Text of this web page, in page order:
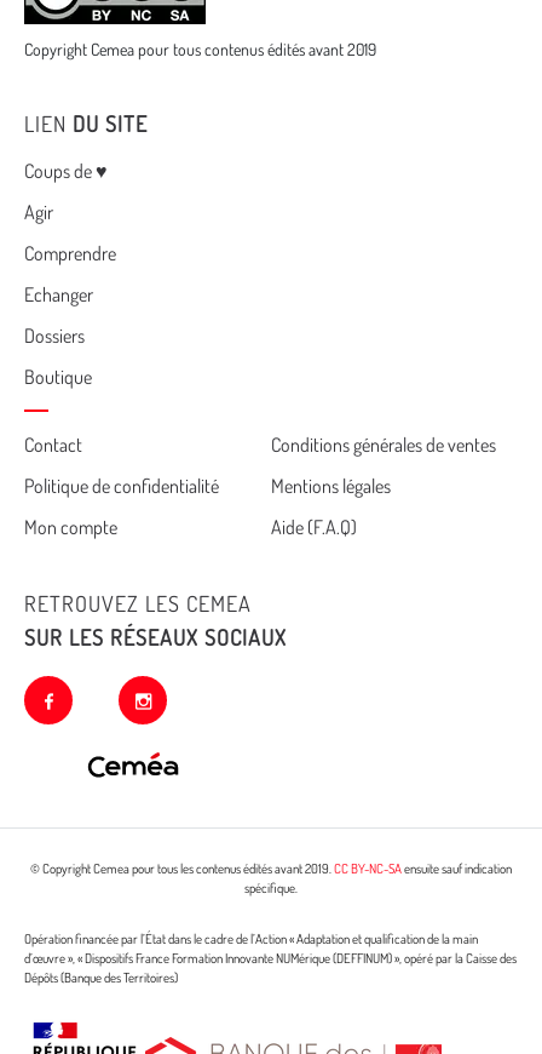
Copyright Cemea pour tous contenus édités avant 2019
LIEN DU SITE
Menu
Coups de ♥
Agir
Comprendre
Echanger
Dossiers
Boutique
Cemea
footer
Contact
Conditions générales de ventes
Politique de confidentialité
Mentions légales
Mon compte
Aide (F.A.Q)
RETROUVEZ LES CEMEA
SUR LES RÉSEAUX SOCIAUX
facebook instagram
© Copyright Cemea pour tous les contenus édités avant 2019.CC BY-NC-SAensuite sauf indication
spécifique.
Opération financée par l’État dans le cadre de l’Action « Adaptation et qualification de la main
d’œuvre », « Dispositifs France Formation Innovante NUMérique (DEFFINUM) », opéré par la Caisse des
Dépôts (Banque des Territoires)